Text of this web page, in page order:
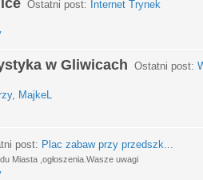
Ostatni post: Internet Trynek
w Gliwicach Ostatni post:
, MajkeL
post: Plac zabaw przy przedszk...
Miasta ,ogłoszenia.Wasze uwagi